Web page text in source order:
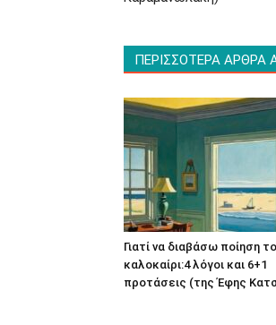
ΠΕΡΙΣΣΟΤΕΡΑ ΑΡΘΡΑ
Γιατί να διαβάσω ποίηση το
καλοκαίρι:4 λόγοι και 6+1
προτάσεις (της Έφης